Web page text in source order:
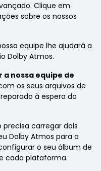
Clique em
sobre os nossos
equipe lhe ajudará a
Dolby Atmos.
nossa equipe de
os seus arquivos de
à espera do
precisa carregar dois
Dolby Atmos para a
o seu álbum de
cada plataforma.